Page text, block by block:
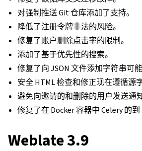
对强制推送 Git 仓库添加了支持。
降低了注册令牌非法的风险。
修复了账户删除点击率的限制。
添加了基于优先性的搜索。
修复了向 JSON 文件添加字符串可能
安全 HTML 检查和修正现在遵循源
避免向邀请的和删除的用户发送通知
修复了在 Docker 容器中 Celery 的到
Weblate 3.9